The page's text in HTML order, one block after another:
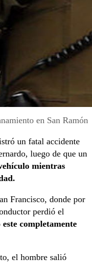
en San Ramón
un fatal accidente
luego de que un
mientras
Francisco, donde por
perdió el
completamente
el hombre salió